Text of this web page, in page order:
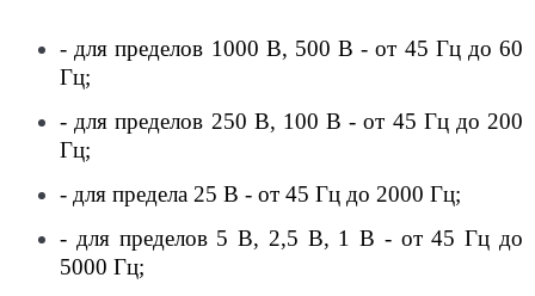
- для пределов 1000 В, 500 В - от 45 Гц до 60
Гц;
- для пределов 250 В, 100 В - от 45 Гц до 200
Гц;
- для предела 25 В - от 45 Гц до 2000 Гц;
- для пределов 5 В, 2,5 В, 1 В - от 45 Гц до
5000 Гц;